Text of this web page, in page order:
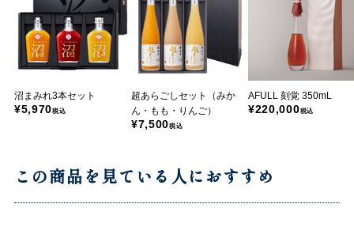
沼まみれ3本セット
¥5,970税込
超あらごしセット（みか
ん・もも・りんご）
¥7,500税込
AFULL 刻覚 350mL
¥220,000税込
この商品を見ている人におすすめ